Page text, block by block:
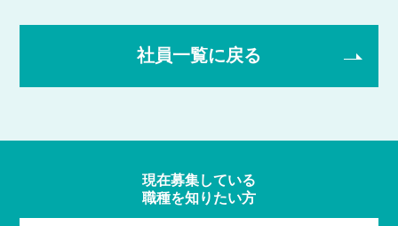
社員一覧に戻る
現在募集している
職種を知りたい方